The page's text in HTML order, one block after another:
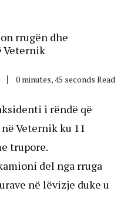
rrugën dhe
Veternik
0 minutes, 45 seconds Read
i rëndë që
Veternik ku 11
trupore.
del nga rruga
në lëvizje duke u